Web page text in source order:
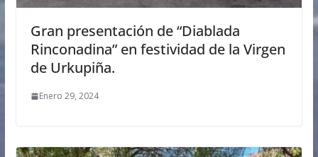
Gran presentación de “Diablada
Rinconadina” en festividad de la Virgen
de Urkupiña.
Enero 29, 2024